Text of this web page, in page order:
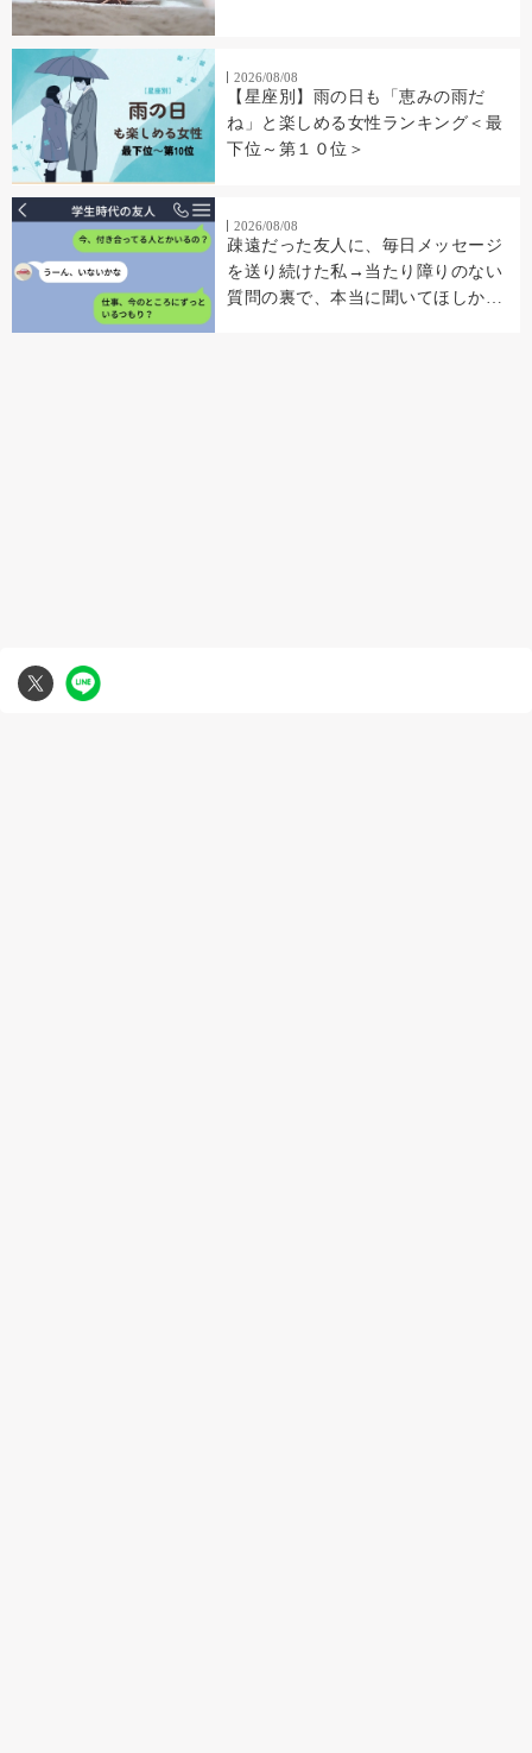
2026/08/08
【星座別】雨の日も「恵みの雨だ
ね」と楽しめる女性ランキング＜最
下位～第１０位＞
2026/08/08
疎遠だった友人に、毎日メッセージ
を送り続けた私→当たり障りのない
質問の裏で、本当に聞いてほしかっ